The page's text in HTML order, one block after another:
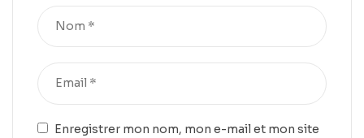
Enregistrer mon nom, mon e-mail et mon site